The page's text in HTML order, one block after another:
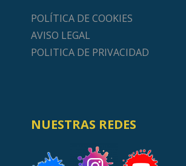
POLÍTICA DE COOKIES
AVISO LEGAL
POLITICA DE PRIVACIDAD
NUESTRAS REDES